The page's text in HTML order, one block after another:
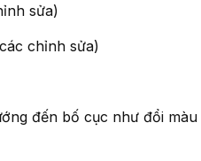
sửa)
chỉnh sửa)
đến bố cục như đổi